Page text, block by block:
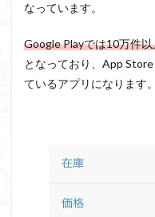
なっています。
Google Playでは10万件
となっており、App
ているアプリになります。